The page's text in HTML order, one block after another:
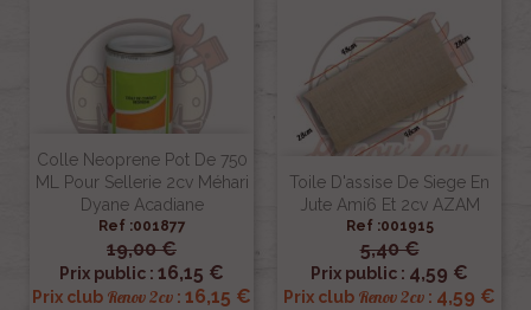
Colle Neoprene Pot De 750
ML Pour Sellerie 2cv Méhari
Dyane Acadiane
Ref :001877
19,00 €
Prix public : 16,15 €
Prix club Renov 2cv : 16,15 €
Toile D'assise De Siege En
Jute Ami6 Et 2cv AZAM
Ref :001915
5,40 €
Prix public : 4,59 €
Prix club Renov 2cv : 4,59 €